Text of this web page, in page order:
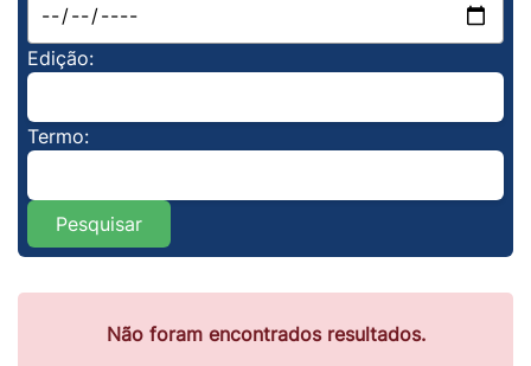
Edição:
Termo:
Pesquisar
Não foram encontrados resultados.